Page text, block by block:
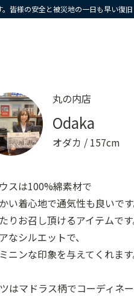
様の安全と被災地の一日も早い復旧
丸の内店
Odaka
オダカ / 157cm
スは100%綿素材で
い着心地で通気性も良いです
りお召し頂けるアイテムです
なシルエットで、
ニンな印象を与えてくれます
はマドラス柄でコーディネ